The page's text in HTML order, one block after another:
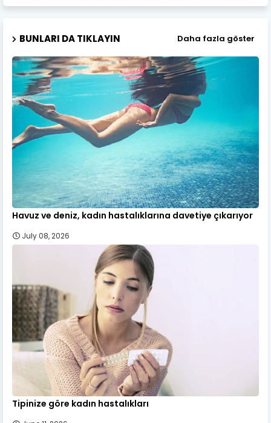
BUNLARI DA TIKLAYIN Daha fazla göster
Havuz ve deniz, kadın hastalıklarına davetiye çıkarıyor
July 08, 2026
Tipinize göre kadın hastalıkları